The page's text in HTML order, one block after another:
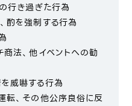
行き過ぎた行為
酌を強制する行為
商法、他イベントへの勧
威嚇する行為
転、その他公序良俗に反